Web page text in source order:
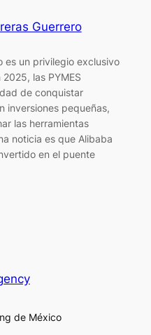
Guerrero
es un privilegio exclusivo
las PYMES
de conquistar
inversiones pequeñas,
las herramientas
noticia es que Alibaba
en el puente
de México